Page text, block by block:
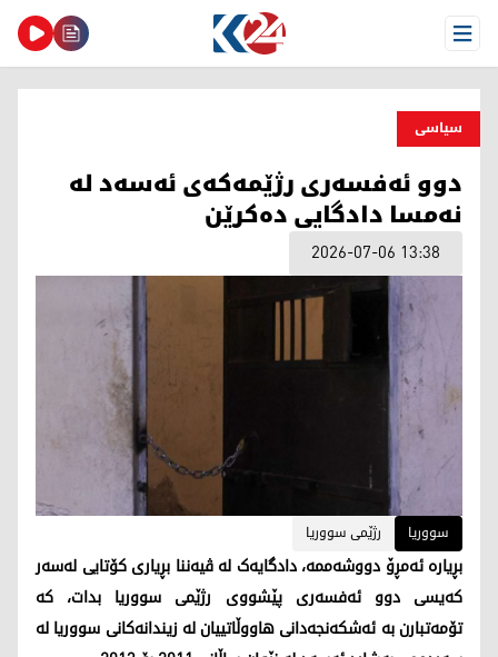
Open Menu
سیاسی
دوو ئەفسەری رژێمەکەی ئەسەد لە
نەمسا دادگایی دەکرێن
2026-07-06 13:38
سووریا رژێمی سووریا
بڕیارە ئەمڕۆ دووشەممە، دادگایەک لە ڤیەننا بڕیاری کۆتایی لەسەر
کەیسی دوو ئەفسەری پێشووی رژێمی سووریا بدات، کە
تۆمەتبارن بە ئەشکەنجەدانی هاووڵاتییان لە زیندانەکانی سووریا لە